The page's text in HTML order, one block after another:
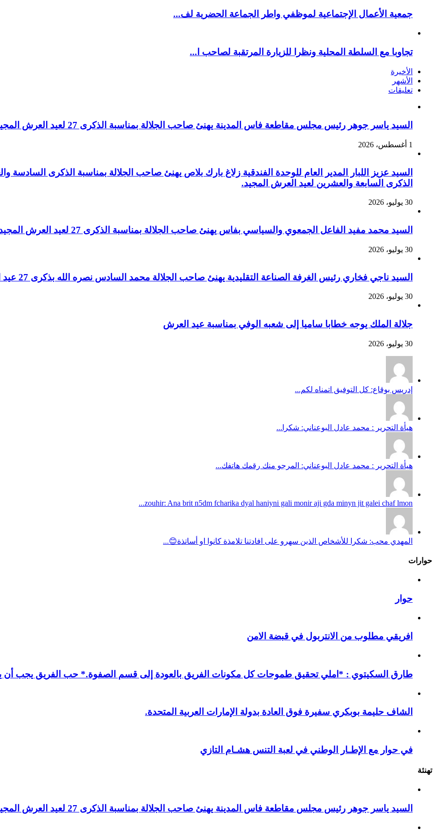
جمعية الأعمال الإجتماعية لموظفي واطر الجماعة الحضرية لف...
تجاوبا مع السلطة المحلية ونظرا للزيارة المرتقبة لصاحب ا...
الأخيرة
الأشهر
تعليقات
السيد ياسر جوهر رئيس مجلس مقاطعة فاس المدينة يهنئ صاحب الجلالة بمناسبة الذكرى 27 لعيد العرش المجيد.
1 أغسطس، 2026
السيد عزيز اللبار المدير العام للوحدة الفندقية زلاغ بارك بلاص يهنئ صاحب الجلالة بمناسبة الذكرى
الذكرى السابعة والعشرين لعيد العرش المجيد.
30 يوليو، 2026
السيد محمد مفيد الفاعل الجمعوي والسياسي بفاس يهنئ صاحب الجلالة بمناسبة الذكرى 27 لعيد العرش المجيد
30 يوليو، 2026
السيد ناجي فخاري رئيس الغرفة الصناعة التقليدية يهنئ صاحب الجلالة محمد السادس نصره الله بذكرى 27 عيد العرش المجيد
30 يوليو، 2026
جلالة الملك يوجه خطابا ساميا إلى شعبه الوفي بمناسبة عيد العرش
30 يوليو، 2026
إدريس بوقاع: كل التوفيق اتمناه لكم...
هيأة التحرير : محمد عادل البوعناني: شكرا...
هيأة التحرير : محمد عادل البوعناني: المرجو منك رقمك هاتفك...
zouhir: Ana brit n5dm fcharika dyal haniyni gali monir aji gda minyn jit galei chaf lmon...
المهدي محب: شكرا للأشخاص الذين سهرو على افادتنا تلامذة كانوا او أساتذة😊...
حوارات
حوار
افريقي مطلوب من الانتربول في قبضة الامن
طارق السكيتوي : *املي تحقيق طموحات كل مكونات الفريق بالعودة إلى قسم الصفوة.* حب الفريق يجب أن
الشاف حليمة بوبكري سفيرة فوق العادة بدولة الإمارات العربية المتحدة.
في حوار مع الإطـار الوطني في لعبة التنس هشـام التازي
تهنئة
السيد ياسر جوهر رئيس مجلس مقاطعة فاس المدينة يهنئ صاحب الجلالة بمناسبة الذكرى 27 لعيد العرش المجيد.